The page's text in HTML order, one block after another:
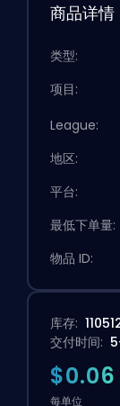
商品详情
类型:
项目:
League:
地区:
平台:
最低下单量:
物品 ID:
库存:
交付时间:
$0.06
每单位